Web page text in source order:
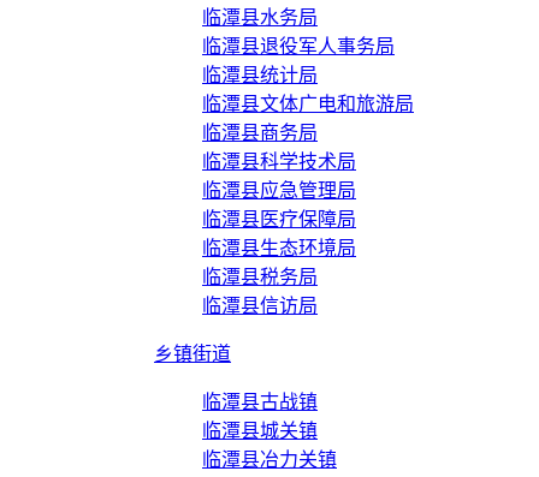
临潭县水务局
临潭县退役军人事务局
临潭县统计局
临潭县文体广电和旅游局
临潭县商务局
临潭县科学技术局
临潭县应急管理局
临潭县医疗保障局
临潭县生态环境局
临潭县税务局
临潭县信访局
乡镇街道
临潭县古战镇
临潭县城关镇
临潭县冶力关镇